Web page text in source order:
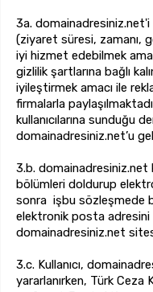
3a. domainadresiniz.net'i
(ziyaret süresi, zamanı,
iyi hizmet edebilmek
gizlilik şartlarına bağlı
iyileştirmek amacı ile
firmalarla
kullanıcılarına sunduğu
domainadresiniz.net’u
3.b. domainadresiniz.net
bölümleri doldurup
sonra işbu sözleşmede
elektronik posta
domainadresiniz.net
3.c. Kullanıcı,
yararlanırken, Türk Ceza